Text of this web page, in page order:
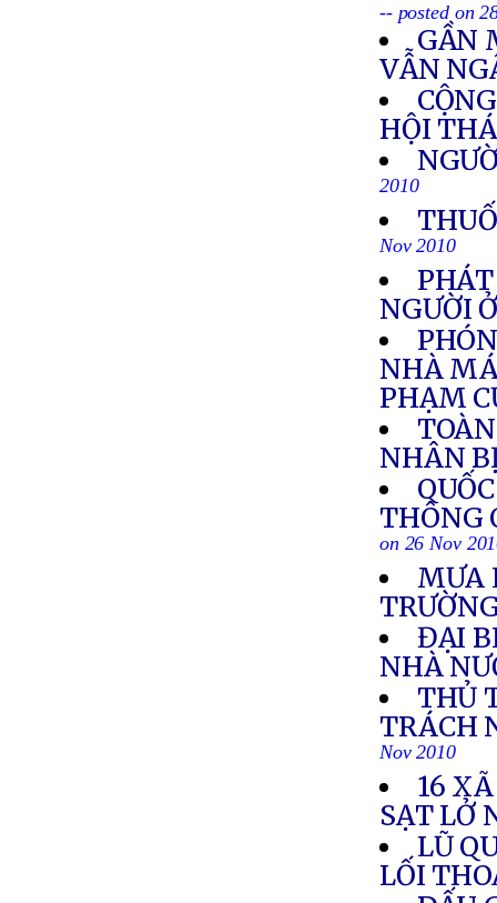
-- posted on
GẦN
VẪN
HỘI
2010
Nov 2010
NGƯỜI
NHÀ
PHẠM
NHÂN
THÔNG
on 26 Nov
MƯA
ĐẠI
NHÀ
THỦ
TRÁCH
Nov 2010
16
SẠT LỞ
LŨ
LỐI